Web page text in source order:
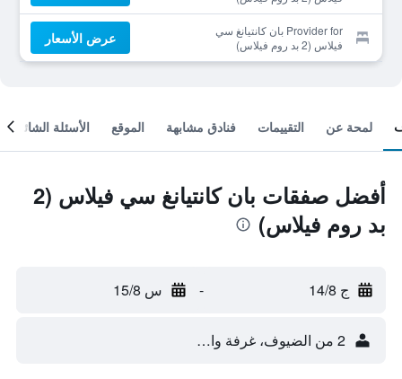
Provider for بان كانتيانغ سي
فيلاس (2 بد روم فيلاس)
عرض الأسعار
لمحة عن التقييمات فنادق مشابهة الموقع الأسئلة الشائعة
أفضل صفقات بان كانتيانغ سي فيلاس (2
بد روم فيلاس)
ج 14/8 - س 15/8
2 من الضيوف، غرفة واحدة